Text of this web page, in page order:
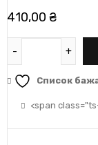
410,00 ₴
Список
<span